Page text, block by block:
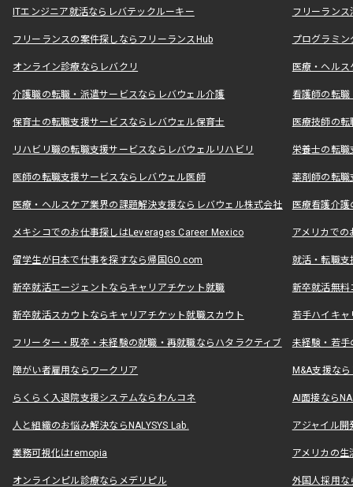
ITエンジニア就活ならレバテックルーキー フリーラン
フリーランスの案件探しならフリーランスHub プログラミ
オンライン診療ならレバクリ 医療・ヘル
介護職の転職・派遣サービスならレバウェル介護 看護師の転
保育士の転職支援サービスならレバウェル保育士 医療技師の
リハビリ職の転職支援サービスならレバウェルリハビリ 栄養士の転
医師の転職支援サービスならレバウェル医師 薬剤師の転
医療・ヘルスケア業界の課題解決支援ならレバウェル株式会社 医療看護介
メキシコでのお仕事探しはLeverages Career Mexico アメリカで
留学生が日本で仕事を探すなら帰国GO.com 就活・転職
新卒就活エージェントならキャリアチケット就職 新卒就活無料
新卒就活スカウトならキャリアチケット就職スカウト 若手ハイキ
フリーター・既卒・未経験の就職・再就職ならハタラクティブ 未経験・若手
障がい者雇用ならワークリア M&A支援な
らくらく入退院支援システムならわんコネ AI面接なら
人と組織のお悩み解決ならNALYSYS Lab. アジャイル
業務可視化はremopia アメリカの
オンラインピル診療ならメデリピル 外国人採用